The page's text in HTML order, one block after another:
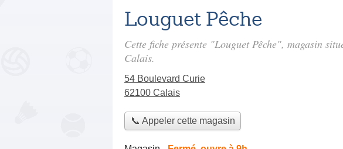
Louguet Pêche
Cette fiche présente "Louguet Pêche", magasin
Calais.
54 Boulevard Curie
62100 Calais
📞 Appeler cette magasin